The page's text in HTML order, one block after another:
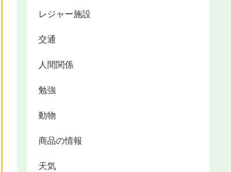
レジャー施設
交通
人間関係
勉強
動物
商品の情報
天気